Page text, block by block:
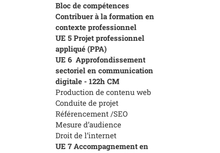
Bloc de compétences
Contribuer à la formation en
contexte professionnel
UE 5 Projet professionnel
appliqué (PPA)
UE 6 Approfondissement
sectoriel en communication
digitale - 122h CM
Production de contenu web
Conduite de projet
Référencement /SEO
Mesure d’audience
Droit de l’internet
UE 7 Accompagnement en